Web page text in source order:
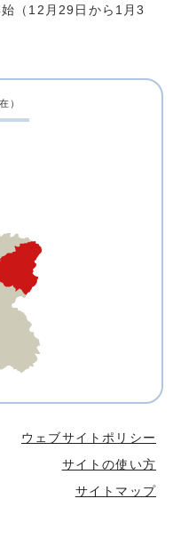
（12月29日から1月3
）
ウェブサイトポリシー
サイトの使い方
サイトマップ